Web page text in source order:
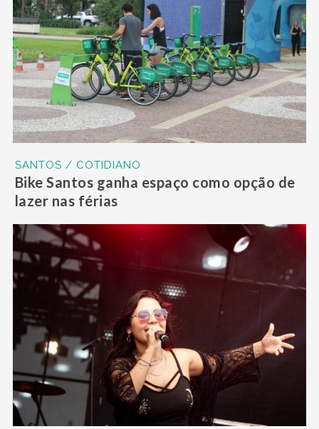
SANTOS / COTIDIANO
Bike Santos ganha espaço como opção de
lazer nas férias